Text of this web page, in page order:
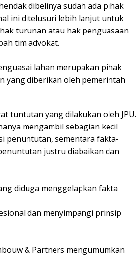
dibelinya sudah ada pihak
ini ditelusuri lebih lanjut untuk
turunan atau hak penguasaan
tim advokat.
lahan merupakan pihak
yang diberikan oleh pemerintah
tuntutan yang dilakukan oleh JPU.
mengambil sebagian kecil
penuntutan, sementara fakta-
justru diabaikan dan
diduga menggelapkan fakta
dan menyimpangi prinsip
& Partners mengumumkan